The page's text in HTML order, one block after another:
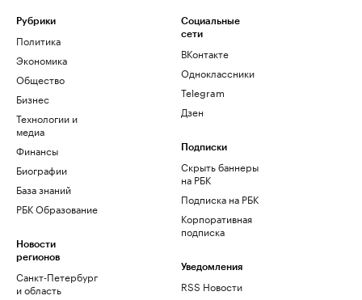
Рубрики
Политика
Экономика
Общество
Бизнес
Технологии и
медиа
Финансы
Биографии
База знаний
РБК Образование
Новости
регионов
Санкт-Петербург
и область
Социальные
сети
ВКонтакте
Одноклассники
Telegram
Дзен
Подписки
Скрыть баннеры
на РБК
Подписка на РБК
Корпоративная
подписка
Уведомления
RSS Новости